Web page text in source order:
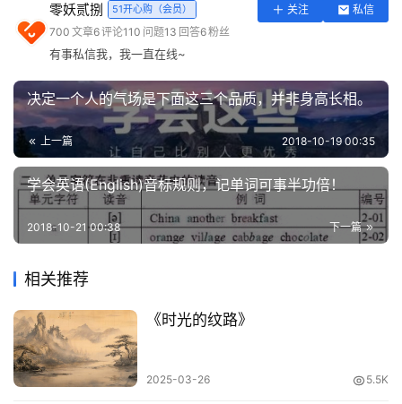
用
具
问
答
专
区
常
网
址
登录 注册
我们各有各的生活，也各有各的苦难。立场不同，所处
的环境也不同，所以很少有人能凭着自己的理解去换位
列夫·托尔斯泰说：“你不是我，怎知我走过的路，心中
的苦与乐。”
零妖贰捌 51开心购（会员） 关注
私信
700 文章6评论110 问题13 回答6粉丝
有事私信我，我一直在线~
决定一个人的气场是下面这三个品质，并非身高长相。
上一篇 2018-10-19 00:35
学会英语(English)音标规则，记单词可事半功倍！
下一篇
2018-10-21 00:38
相关推荐
《时光的纹路》
2025-03-26 5.5K